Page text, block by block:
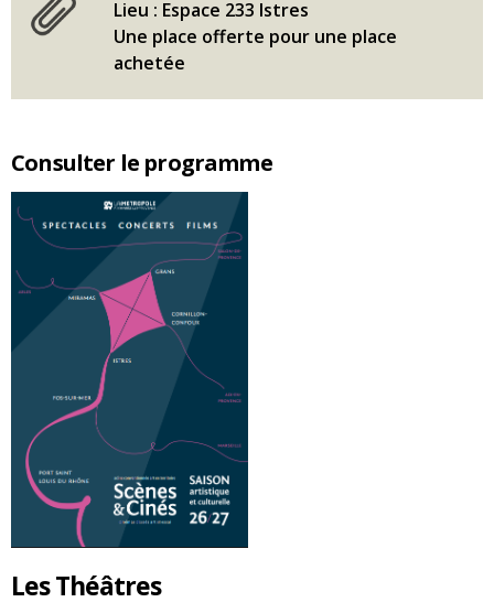
Consulter le programme
Les Théâtres
Lieu : Espace 233 Istres
Une place offerte pour une place
achetée